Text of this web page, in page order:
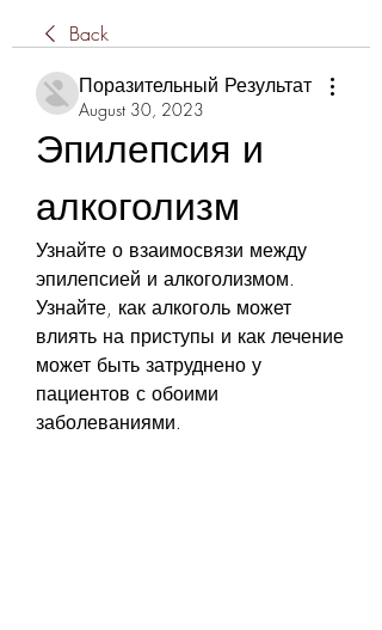
Back
Поразительный Результат
August 30, 2023
Эпилепсия и
алкоголизм
Узнайте о взаимосвязи между
эпилепсией и алкоголизмом.
Узнайте, как алкоголь может
влиять на приступы и как лечение
может быть затруднено у
пациентов с обоими
заболеваниями.